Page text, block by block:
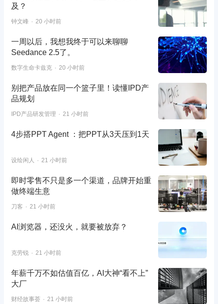
及？
钟文峰 20 小时前
一周以后，我想我终于可以来聊聊
Seedance 2.5了。
数字生命卡兹克 20 小时前
别把产品放在同一个篮子里！读懂IPD产
品规划
IPD产品研发管理 21 小时前
4步搭PPT Agent ：把PPT从3天压到1天
设绘闲人 21 小时前
即时零售不只是多一个渠道，品牌开始重
做终端生意
刀客 21 小时前
AI浏览器，还没火，就要被放弃？
克劳锐 21 小时前
年薪千万不如估值百亿，AI大神“看不上”
大厂
财经故事荟 21 小时前